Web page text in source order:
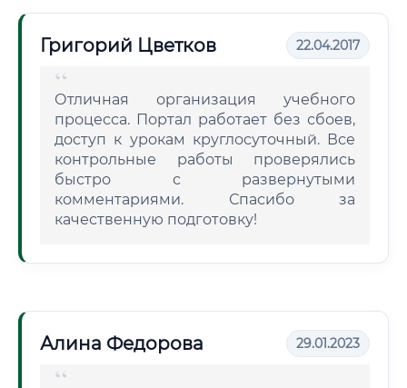
Григорий Цветков 22.04.2017
Отличная организация учебного
процесса. Портал работает без сбоев,
доступ к урокам круглосуточный. Все
контрольные работы проверялись
быстро с развернутыми
комментариями. Спасибо за
качественную подготовку!
Алина Федорова 29.01.2023